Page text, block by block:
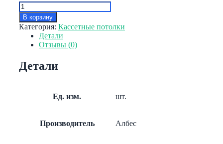
Количество
товара
Кассетный
потолок
Вектор
Vector
В корзину
Категория: Кассетные потолки
Детали
Отзывы (0)
Детали
Ед. изм. шт.
Производитель Албес